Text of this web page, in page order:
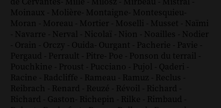
Moinaux - Molière- Montaigne- Montesquieu-
Moran - Moreau - Mortier - Moselli - Musset - Naïmi
- Navarre - Nerval - Nicolaï - Nion - Noailles - Nodier
- Orain - Orczy - Ouida- Ourgant - Pacherie - Pavie -
Pergaud - Perrault - Pitre- Poe - Ponson du terrail -
Pouchkine - Proust - Pucciano - Pujol - Qaderi -
Racine - Radcliffe - Rameau - Ramuz - Reclus -
Reibrach - Renard - Reuzé - Révoil - Richard -
Richard - Gaston- Richepin - Rilke - Rimbaud -